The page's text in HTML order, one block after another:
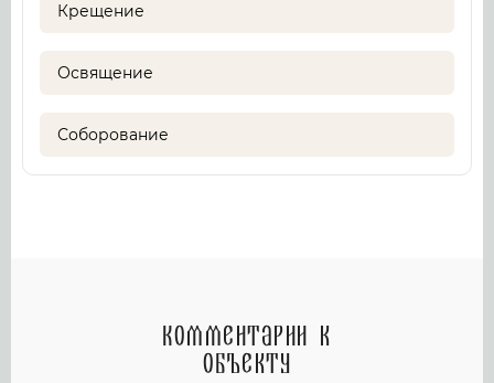
Крещение
Освящение
Соборование
Комментарии к
объекту